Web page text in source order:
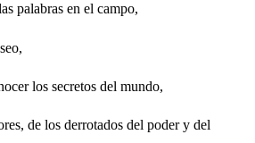
palabras en el campo,
los secretos del mundo,
de los derrotados del poder y del